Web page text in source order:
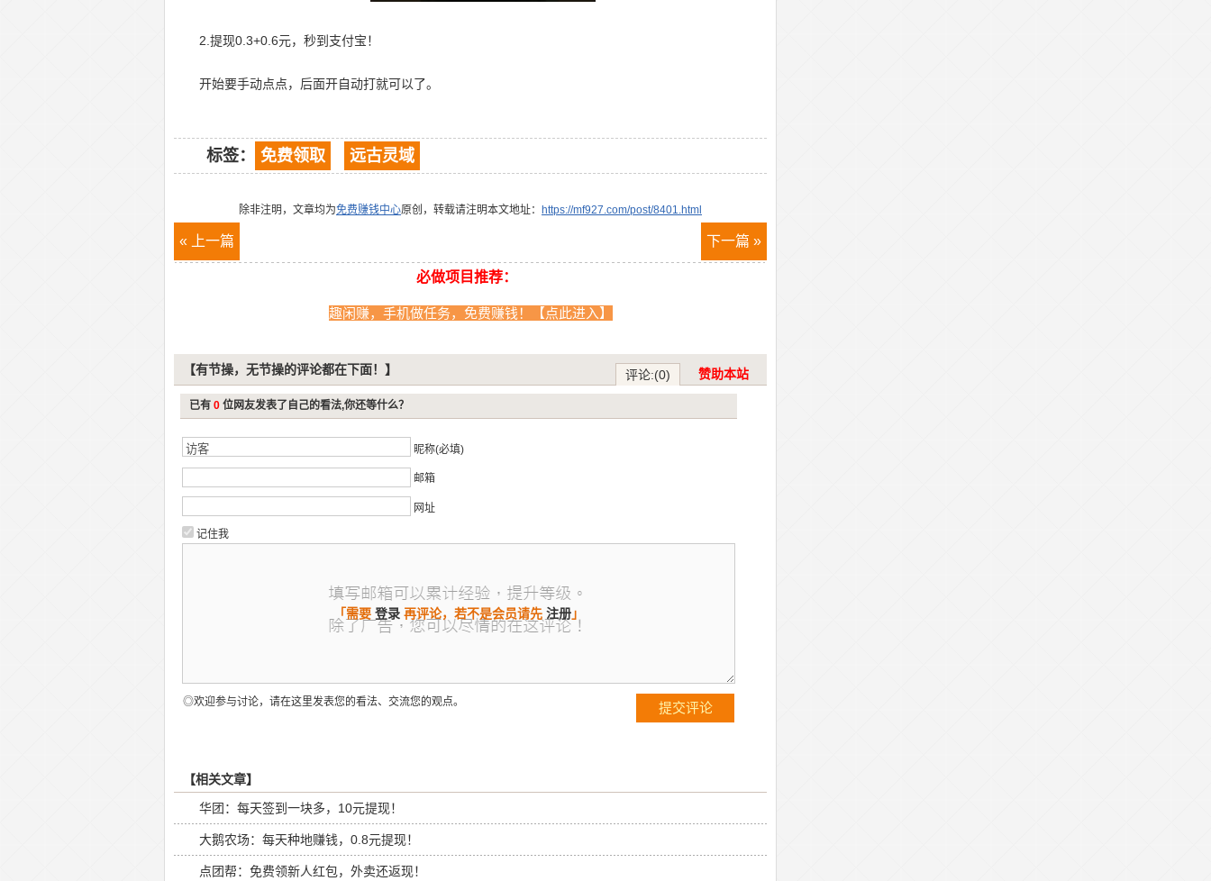
2.提现0.3+0.6元，秒到支付宝！
开始要手动点点，后面开自动打就可以了。
标签： 免费领取 远古灵域
除非注明，文章均为免费赚钱中心原创，转载请注明本文地址： https://mf927.com/post/8401.html
« 上一篇 下一篇 »
必做项目推荐：
趣闲赚，手机做任务，免费赚钱！【点此进入】
评论:(0) 赞助本站
【有节操，无节操的评论都在下面！】
已有 0位网友发表了自己的看法,你还等什么？
昵称(必填)
邮箱
网址
记住我
◎欢迎参与讨论，请在这里发表您的看法、交流您的观点。
【相关文章】
华团：每天签到一块多，10元提现！
大鹅农场：每天种地赚钱，0.8元提现！
点团帮：免费领新人红包，外卖还返现！
「需要 登录 再评论，若不是会员请先 注册」